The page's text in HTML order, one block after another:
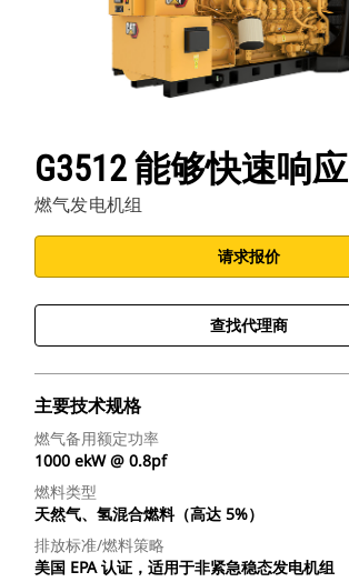
G3512 能够快速响应
燃气发电机组
请求报价
查找代理商
主要技术规格
燃气备用额定功率
1000 ekW @ 0.8pf
燃料类型
天然气、氢混合燃料（高达 5%）
排放标准/燃料策略
美国 EPA 认证，适用于非紧急稳态发电机组